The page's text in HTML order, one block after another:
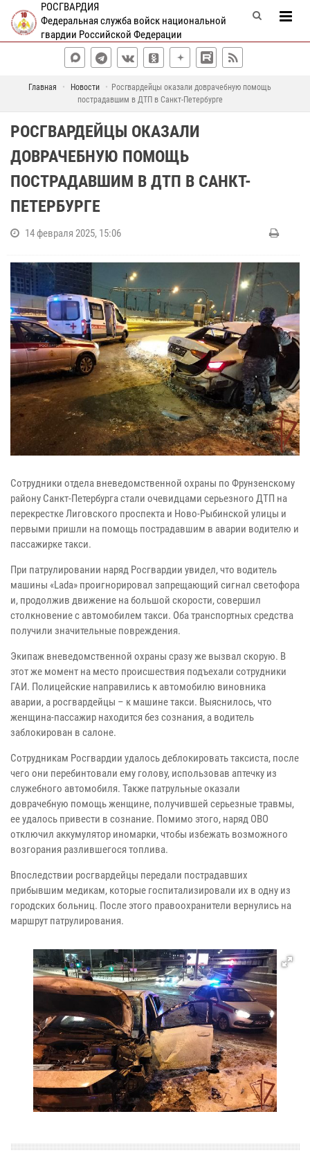
РОСГВАРДИЯ
Федеральная служба войск национальной
гвардии Российской Федерации
Главная Новости
Росгвардейцы оказали доврачебную помощь
пострадавшим в ДТП в Санкт-Петербурге
РОСГВАРДЕЙЦЫ ОКАЗАЛИ
ДОВРАЧЕБНУЮ ПОМОЩЬ
ПОСТРАДАВШИМ В ДТП В САНКТ-
ПЕТЕРБУРГЕ
14 февраля 2025, 15:06
Сотрудники отдела вневедомственной охраны по Фрунзенскому
району Санкт-Петербурга стали очевидцами серьезного ДТП на
перекрестке Лиговского проспекта и Ново-Рыбинской улицы и
первыми пришли на помощь пострадавшим в аварии водителю и
пассажирке такси.
При патрулировании наряд Росгвардии увидел, что водитель
машины «Lada» проигнорировал запрещающий сигнал светофора
и, продолжив движение на большой скорости, совершил
столкновение с автомобилем такси. Оба транспортных средства
получили значительные повреждения.
Экипаж вневедомственной охраны сразу же вызвал скорую. В
этот же момент на место происшествия подъехали сотрудники
ГАИ. Полицейские направились к автомобилю виновника
аварии, а росгвардейцы – к машине такси. Выяснилось, что
женщина-пассажир находится без сознания, а водитель
заблокирован в салоне.
Сотрудникам Росгвардии удалось деблокировать таксиста, после
чего они перебинтовали ему голову, использовав аптечку из
служебного автомобиля. Также патрульные оказали
доврачебную помощь женщине, получившей серьезные травмы,
ее удалось привести в сознание. Помимо этого, наряд ОВО
отключил аккумулятор иномарки, чтобы избежать возможного
возгорания разлившегося топлива.
Впоследствии росгвардейцы передали пострадавших
прибывшим медикам, которые госпитализировали их в одну из
городских больниц. После этого правоохранители вернулись на
маршрут патрулирования.